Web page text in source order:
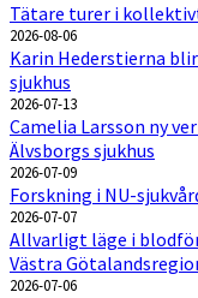
Tätare turer i
2026-08-06
Karin Hederstierna
sjukhus
2026-07-13
Camelia Larsson ny
Älvsborgs sjukhus
2026-07-09
Forskning i NU-
2026-07-07
Allvarligt läge i
Västra
2026-07-06